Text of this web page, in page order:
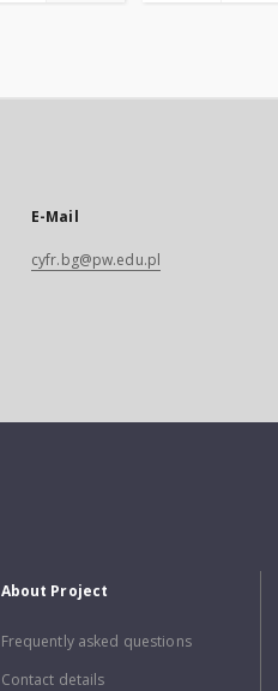
E-Mail
cyfr.bg@pw.edu.pl
About Project
Frequently asked questions
Contact details